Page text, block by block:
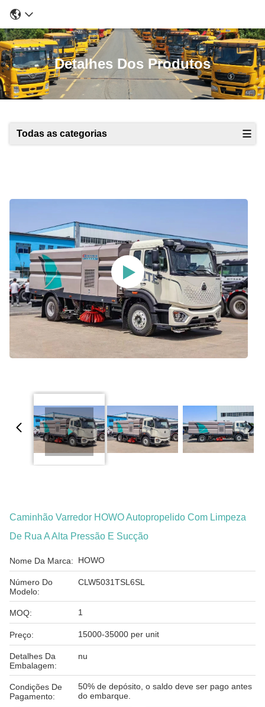
Detalhes Dos Produtos
Todas as categorias
Caminhão Varredor HOWO Autopropelido Com Limpeza
De Rua A Alta Pressão E Sucção
Nome Da Marca: HOWO
Número Do
Modelo:
CLW5031TSL6SL
MOQ: 1
Preço: 15000-35000 per unit
Detalhes Da
Embalagem:
nu
Condições De
Pagamento:
50% de depósito, o saldo deve ser pago antes
do embarque.